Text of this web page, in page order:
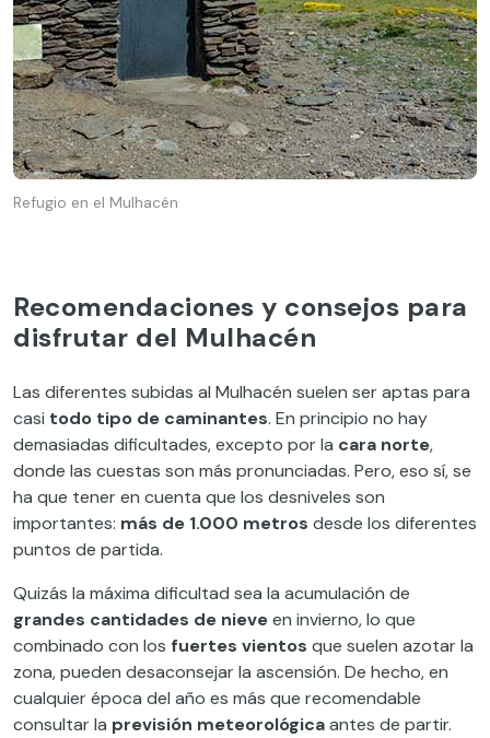
Refugio en el Mulhacén
Recomendaciones y consejos para
disfrutar del Mulhacén
Las diferentes subidas al Mulhacén suelen ser aptas para
casi todo tipo de caminantes. En principio no hay
demasiadas dificultades, excepto por la cara norte,
donde las cuestas son más pronunciadas. Pero, eso sí, se
ha que tener en cuenta que los desniveles son
importantes: más de 1.000 metros desde los diferentes
puntos de partida.
Quizás la máxima dificultad sea la acumulación de
grandes cantidades de nieveen invierno, lo que
combinado con los fuertes vientos que suelen azotar la
zona, pueden desaconsejar la ascensión. De hecho, en
cualquier época del año es más que recomendable
consultar la previsión meteorológicaantes de partir.